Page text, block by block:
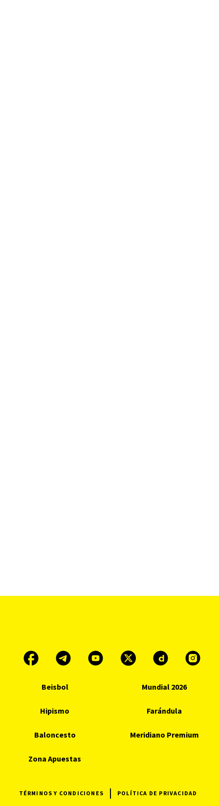
Beisbol Mundial 2026
Hipismo Farándula
Baloncesto Meridiano Premium
Zona Apuestas
TÉRMINOS Y CONDICIONES POLÍTICA DE PRIVACIDAD